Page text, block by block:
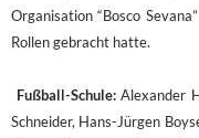
Organisation “Bosco
Rollen gebracht hatte.
Fußball-Schule:Alexander
Schneider, Hans-Jürgen